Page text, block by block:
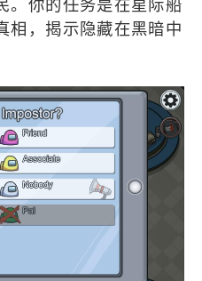
。你的任务是在星际船
相，揭示隐藏在黑暗中